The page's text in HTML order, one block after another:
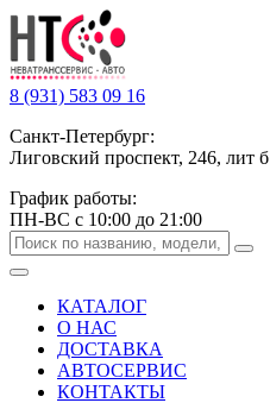
8 (931) 583 09 16
Санкт-Петербург:
Лиговский проспект, 246, лит б
График работы:
ПН-ВС с 10:00 до 21:00
КАТАЛОГ
О НАС
ДОСТАВКА
АВТОСЕРВИС
КОНТАКТЫ